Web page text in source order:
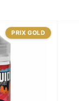
PRIX GOLD